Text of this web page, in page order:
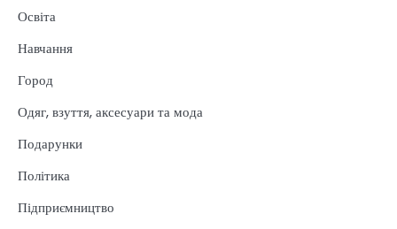
Освіта
Навчання
Город
Одяг, взуття, аксесуари та мода
Подарунки
Політика
Підприємництво